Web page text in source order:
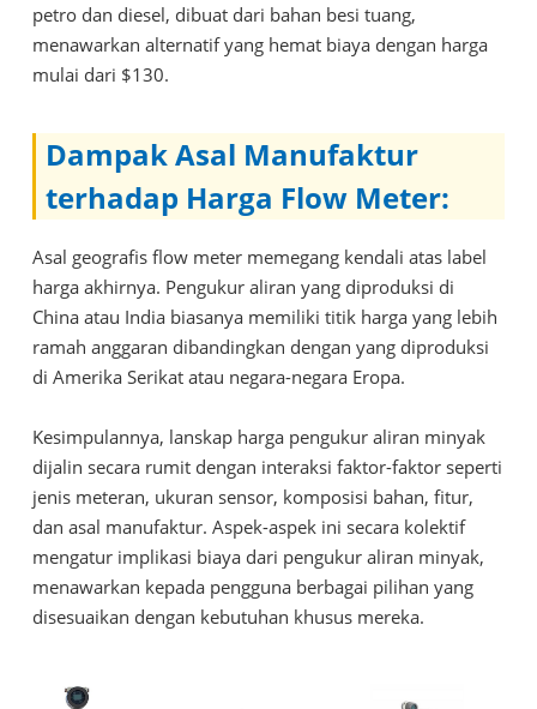
petro dan diesel, dibuat dari bahan besi tuang,
menawarkan alternatif yang hemat biaya dengan harga
mulai dari $130.
Dampak Asal Manufaktur
terhadap Harga Flow Meter:
Asal geografis flow meter memegang kendali atas label
harga akhirnya. Pengukur aliran yang diproduksi di
China atau India biasanya memiliki titik harga yang lebih
ramah anggaran dibandingkan dengan yang diproduksi
di Amerika Serikat atau negara-negara Eropa.
Kesimpulannya, lanskap harga pengukur aliran minyak
dijalin secara rumit dengan interaksi faktor-faktor seperti
jenis meteran, ukuran sensor, komposisi bahan, fitur,
dan asal manufaktur. Aspek-aspek ini secara kolektif
mengatur implikasi biaya dari pengukur aliran minyak,
menawarkan kepada pengguna berbagai pilihan yang
disesuaikan dengan kebutuhan khusus mereka.